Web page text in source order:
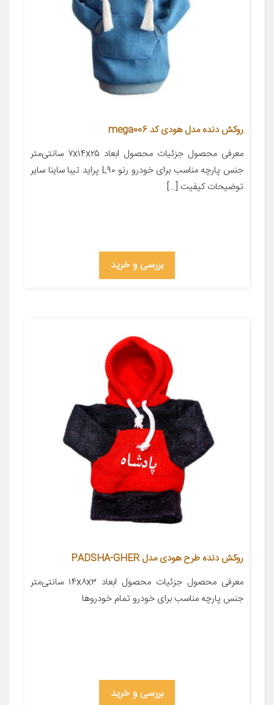
روکش دنده مدل هودی کد mega006
معرفی محصول جزئیات محصول ابعاد ۷x۱۴x۲۵ سانتی‌متر
جنس پارچه مناسب برای خودرو رنو L۹۰ پراید تیبا ساینا سایر
توضیحات کیفیت […]
بررسی و خرید
روکش دنده طرح هودی مدل PADSHA-GHER
معرفی محصول جزئیات محصول ابعاد ۱۴x۸x۳ سانتی‌متر
جنس پارچه مناسب برای خودرو تمام خودروها
بررسی و خرید